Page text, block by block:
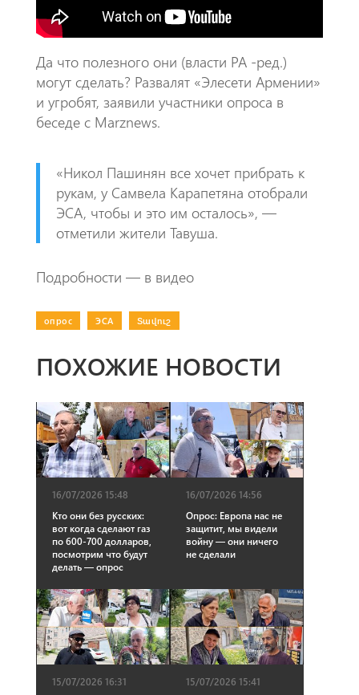
Да что полезного они (власти РА -ред.)
могут сделать? Развалят «Элесети Армении»
и угробят, заявили участники опроса в
беседе с Marznews.
«Никол Пашинян все хочет прибрать к
рукам, у Самвела Карапетяна отобрали
ЭСА, чтобы и это им осталось», —
отметили жители Тавуша.
Подробности — в видео
опрос ЭСА Տավուշ
ПОХОЖИЕ НОВОСТИ
16/07/2026 15:48
Кто они без русских:
вот когда сделают газ
по 600-700 долларов,
посмотрим что будут
делать — опрос
16/07/2026 14:56
Опрос: Европа нас не
защитит, мы видели
войну — они ничего
не сделали
15/07/2026 16:31
15/07/2026 15:41